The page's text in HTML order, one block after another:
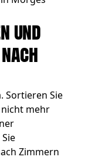
und
Sortieren Sie
nicht mehr
Zimmern